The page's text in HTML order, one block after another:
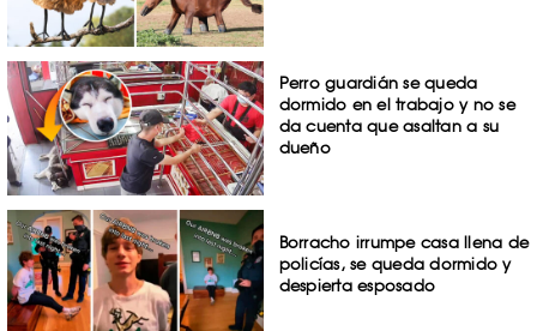
Perro guardián se queda
dormido en el trabajo y no se
da cuenta que asaltan a su
dueño
Borracho irrumpe casa llena de
policías, se queda dormido y
despierta esposado